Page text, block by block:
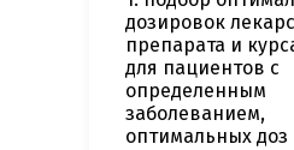
дозировок
препарата и
для пациентов с
определенным
заболеванием,
оптимальных доз